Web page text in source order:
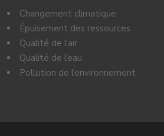
Changement climatique
Épuisement des ressources
Qualité de l’air
Qualité de l’eau
Pollution de l’environnement